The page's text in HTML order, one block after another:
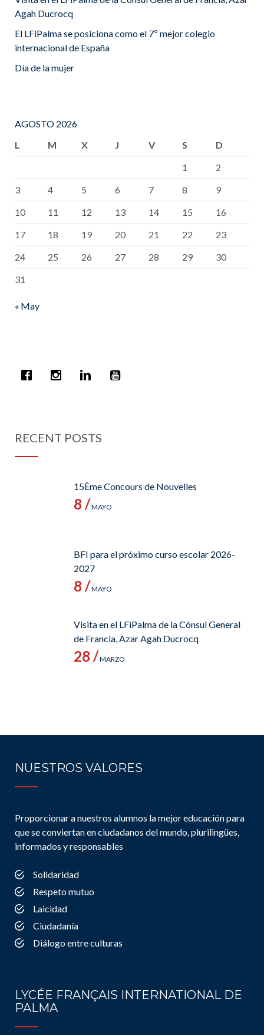
Agah Ducrocq
El LFiPalma se posiciona como el 7º mejor colegio
internacional de España
Día de la mujer
AGOSTO 2026
L
M X J V S
D
1
2
3
4 5 6 7 8
9
10
11 12 13 14 15
16
17
18 19 20 21 22
23
24
25 26 27 28 29
30
31
« May
RECENT POSTS
15Ème Concours de Nouvelles
8 /MAYO
BFI para el próximo curso escolar 2026-
2027
8 /MAYO
Visita en el LFiPalma de la Cónsul General
de Francia, Azar Agah Ducrocq
28 /MARZO
NUESTROS VALORES
Proporcionar a nuestros alumnos la mejor educación para
que se conviertan en ciudadanos del mundo, plurilingües,
informados y responsables
Solidaridad
Respeto mutuo
Laicidad
Ciudadanía
Diálogo entre culturas
LYCÉE FRANÇAIS INTERNATIONAL DE
PALMA